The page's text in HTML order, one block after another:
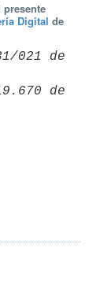
presente
Digital de
021 de
de